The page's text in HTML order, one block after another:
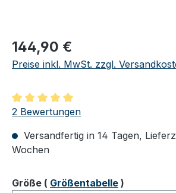
Regulärer Preis:
144,90 €
Preise inkl. MwSt. zzgl.
Durchschnittliche Bewertung von 5
2 Bewertungen
Versandfertig in 14 Tagen,
Wochen
Größeauswählen
( Größentabelle )